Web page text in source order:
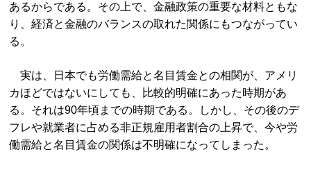
あるからである。その上で、金融政策の重要な材料ともな
り、経済と金融のバランスの取れた関係にもつながってい
る。
実は、日本でも労働需給と名目賃金との相関が、アメリ
カほどではないにしても、比較的明確にあった時期があ
る。それは90年頃までの時期である。しかし、その後のデ
フレや就業者に占める非正規雇用者割合の上昇で、今や労
働需給と名目賃金の関係は不明確になってしまった。